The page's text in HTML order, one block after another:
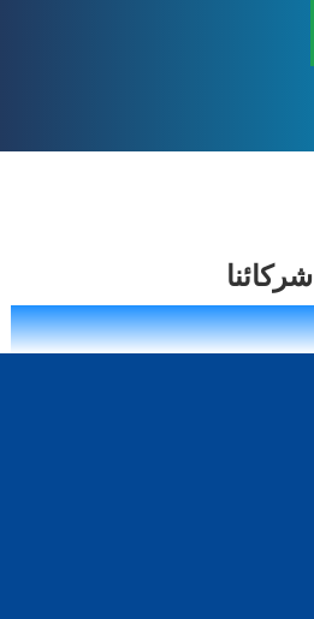
شركائنا